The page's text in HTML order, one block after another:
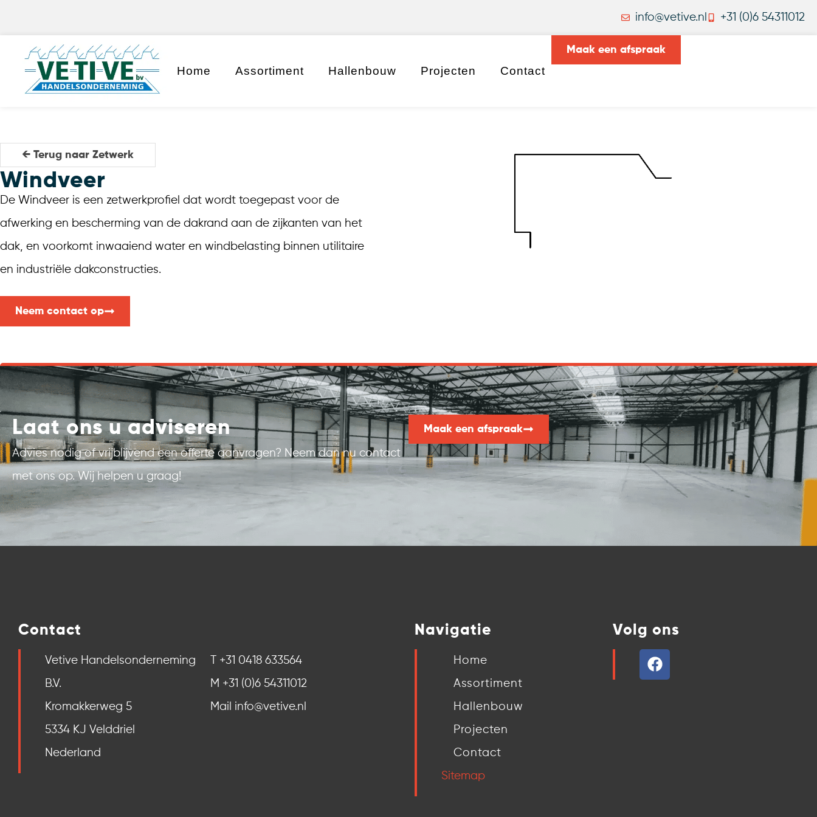
info@vetive.nl +31 (0)6 54311012
Home Assortiment Hallenbouw Projecten Contact
Maak een afspraak
← Terug naar Zetwerk
Windveer
De Windveer is een zetwerkprofiel dat wordt toegepast voor de
afwerking en bescherming van de dakrand aan de zijkanten van het
dak, en voorkomt inwaaiend water en windbelasting binnen utilitaire
en industriële dakconstructies.
Neem contact op
Laat ons u adviseren
Advies nodig of vrijblijvend een offerte aanvragen? Neem dan nu contact
met ons op. Wij helpen u graag!
Maak een afspraak
Contact
Vetive Handelsonderneming
B.V.
Kromakkerweg 5
5334 KJ Velddriel
Nederland
T +31 0418 633564
M +31 (0)6 54311012
Mail info@vetive.nl
Navigatie
Home
Assortiment
Hallenbouw
Projecten
Contact
Sitemap
Volg ons